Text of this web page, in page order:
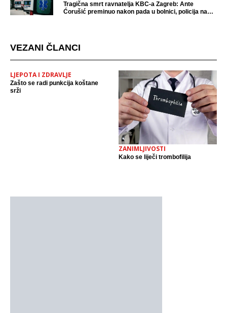
Tragična smrt ravnatelja KBC-a Zagreb: Ante
Ćorušić preminuo nakon pada u bolnici, policija na
VEZANI ČLANCI
LJEPOTA I ZDRAVLJE
Zašto se radi punkcija koštane
srži
ZANIMLJIVOSTI
Kako se liječi trombofilija